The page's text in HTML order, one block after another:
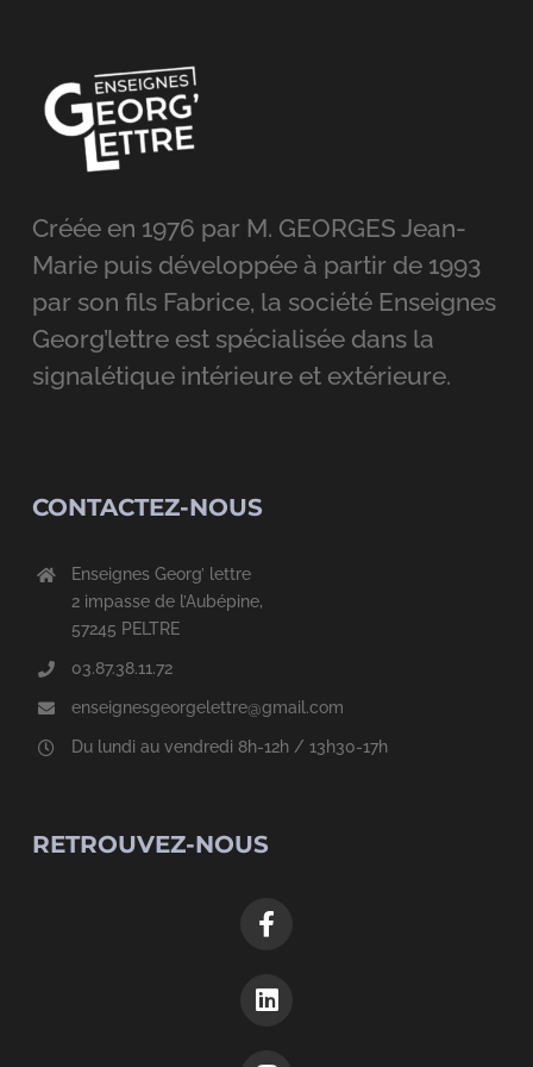
Créée en 1976 par M. GEORGES Jean-
Marie puis développée à partir de 1993
par son fils Fabrice, la société Enseignes
Georg’lettre est spécialisée dans la
signalétique intérieure et extérieure.
CONTACTEZ-NOUS
Enseignes Georg’ lettre
2 impasse de l’Aubépine,
57245 PELTRE
03.87.38.11.72
enseignesgeorgelettre@gmail.com
Du lundi au vendredi 8h-12h / 13h30-17h
RETROUVEZ-NOUS